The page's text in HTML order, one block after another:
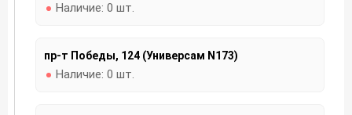
Наличие: 0 шт.
пр-т Победы, 124 (Универсам N173)
Наличие: 0 шт.